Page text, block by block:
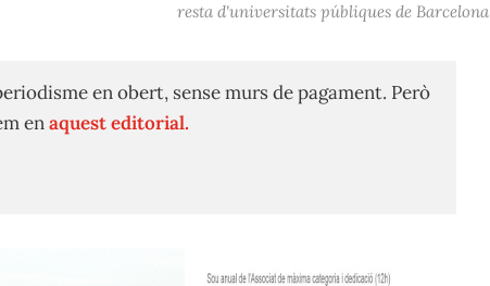
resta d'universitats públiques de Barcelona
en obert, sense murs de pagament. Però
enaquest editorial.